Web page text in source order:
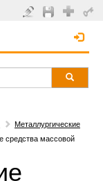
Металлургические
средства массовой